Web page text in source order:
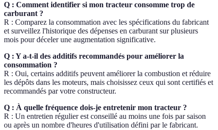
Q : Comment identifier si mon tracteur consomme trop de
carburant ?
R : Comparez la consommation avec les spécifications du fabricant
et surveillez l'historique des dépenses en carburant sur plusieurs
mois pour déceler une augmentation significative.
Q : Y a-t-il des additifs recommandés pour améliorer la
consommation ?
R : Oui, certains additifs peuvent améliorer la combustion et réduire
les dépôts dans les moteurs, mais choisissez ceux qui sont certifiés et
recommandés par votre constructeur.
Q : À quelle fréquence dois-je entretenir mon tracteur ?
R : Un entretien régulier est conseillé au moins une fois par saison
ou après un nombre d'heures d'utilisation défini par le fabricant.